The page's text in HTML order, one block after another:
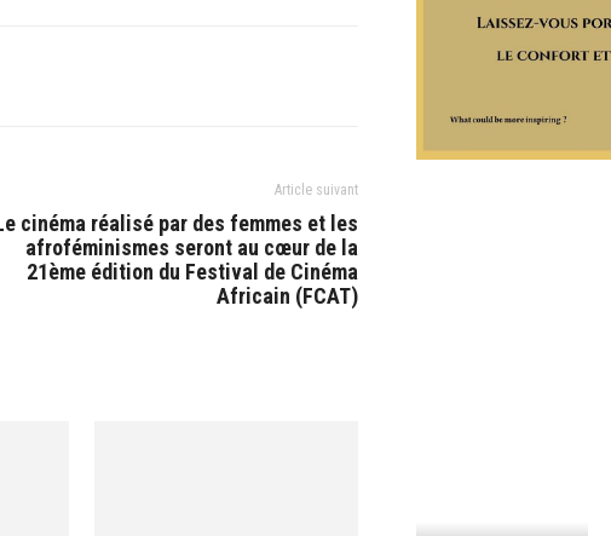
Article suivant
cinéma réalisé par des femmes et les
afroféminismes seront au cœur de la
21ème édition du Festival de Cinéma
Africain (FCAT)